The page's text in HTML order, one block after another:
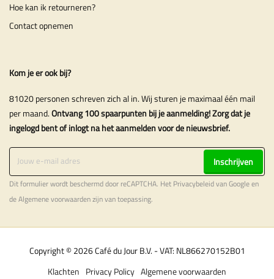
Hoe kan ik retourneren?
Contact opnemen
Kom je er ook bij?
81020 personen schreven zich al in. Wij sturen je maximaal één mail
per maand.Ontvang 100 spaarpunten bij je aanmelding! Zorg dat je
ingelogd bent of inlogt na het aanmelden voor de nieuwsbrief.
Inschrijven
Dit formulier wordt beschermd door reCAPTCHA. Het Privacybeleidvan Google en
deAlgemene voorwaardenzijn van toepassing.
Copyright © 2026 Café du Jour B.V. - VAT: NL866270152B01
Algemene voorwaarden
Privacy Policy
Klachten